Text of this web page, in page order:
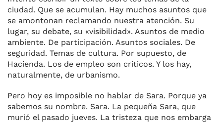
b
o
o
k
k
y
d
s
A
p
p
a
m
ar
ti
r
ciudad. Que se acumulan. Hay muchos asuntos que
se amontonan reclamando nuestra atención. Su
lugar, su debate, su «visibilidad». Asuntos de medio
ambiente. De participación. Asuntos sociales. De
seguridad. Temas de cultura. Por supuesto, de
Hacienda. Los de empleo son críticos. Y los hay,
naturalmente, de urbanismo.
Pero hoy es imposible no hablar de Sara. Porque ya
sabemos su nombre. Sara. La pequeña Sara, que
murió el pasado jueves. La tristeza que nos embarga